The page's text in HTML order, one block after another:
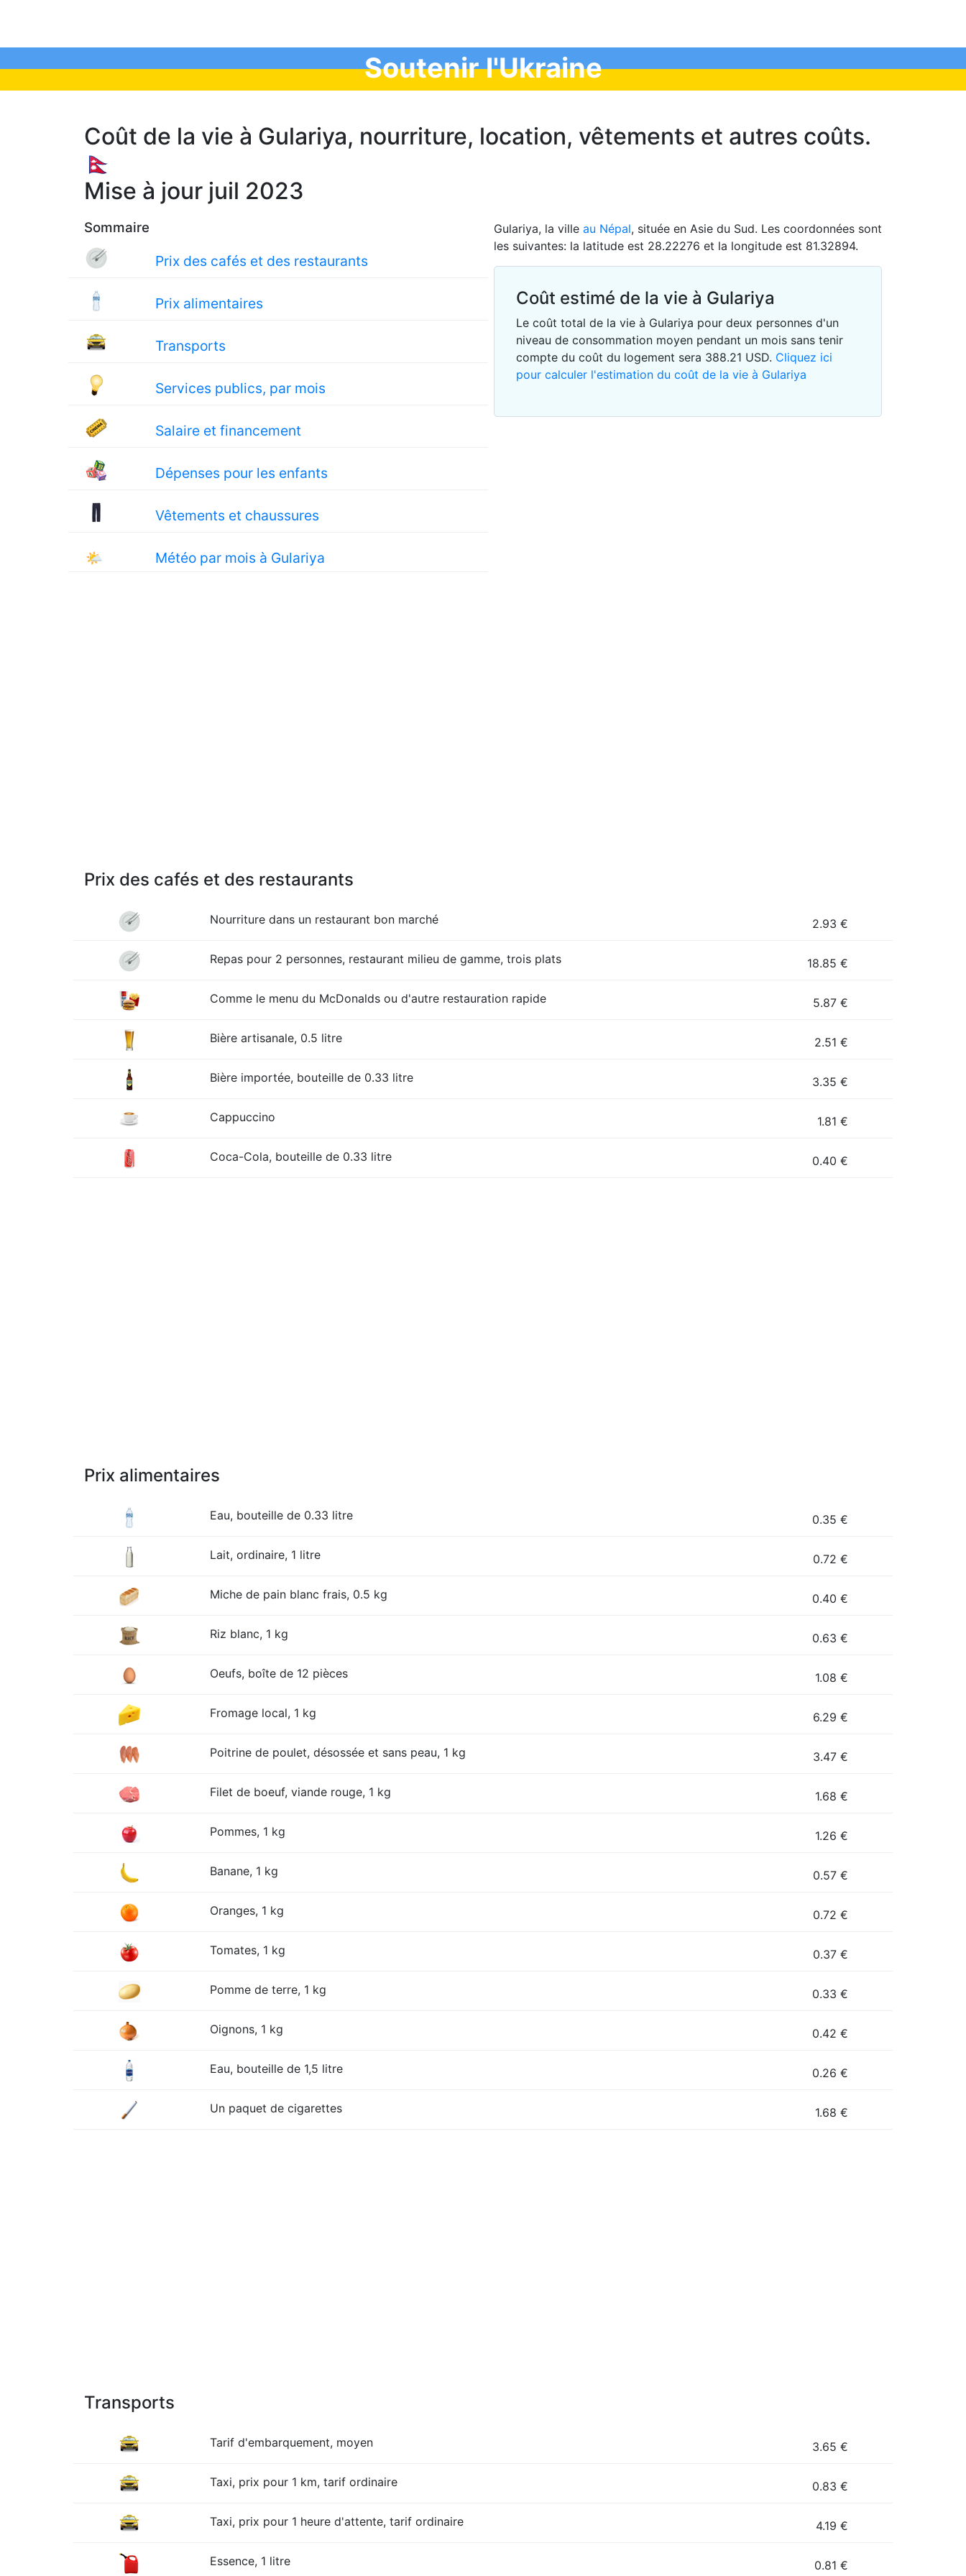
Soutenir l'Ukraine
Coût de la vie à Gulariya, nourriture, location, vêtements et autres coûts.
🇳🇵
Mise à jour juil 2023
Sommaire
Prix des cafés et des restaurants
Prix alimentaires
Transports
Services publics, par mois
Salaire et financement
Dépenses pour les enfants
Vêtements et chaussures
🌤 Météo par mois à Gulariya
Gulariya, la ville au Népal, située en Asie du Sud. Les coordonnées sont
les suivantes: la latitude est 28.22276 et la longitude est 81.32894.
Coût estimé de la vie à Gulariya
Le coût total de la vie à Gulariya pour deux personnes d'un
niveau de consommation moyen pendant un mois sans tenir
compte du coût du logement sera 388.21 USD. Cliquez ici
pour calculer l'estimation du coût de la vie à Gulariya
Prix des cafés et des restaurants
Nourriture dans un restaurant bon marché 2.93 €
Repas pour 2 personnes, restaurant milieu de gamme, trois plats 18.85 €
Comme le menu du McDonalds ou d'autre restauration rapide 5.87 €
Bière artisanale, 0.5 litre 2.51 €
Bière importée, bouteille de 0.33 litre 3.35 €
Cappuccino 1.81 €
Coca-Cola, bouteille de 0.33 litre 0.40 €
Prix alimentaires
Eau, bouteille de 0.33 litre 0.35 €
Lait, ordinaire, 1 litre 0.72 €
Miche de pain blanc frais, 0.5 kg 0.40 €
Riz blanc, 1 kg 0.63 €
Oeufs, boîte de 12 pièces 1.08 €
Fromage local, 1 kg 6.29 €
Poitrine de poulet, désossée et sans peau, 1 kg 3.47 €
Filet de boeuf, viande rouge, 1 kg 1.68 €
Pommes, 1 kg 1.26 €
Banane, 1 kg 0.57 €
Oranges, 1 kg 0.72 €
Tomates, 1 kg 0.37 €
Pomme de terre, 1 kg 0.33 €
Oignons, 1 kg 0.42 €
Eau, bouteille de 1,5 litre 0.26 €
Un paquet de cigarettes 1.68 €
Transports
Tarif d'embarquement, moyen 3.65 €
Taxi, prix pour 1 km, tarif ordinaire 0.83 €
Taxi, prix pour 1 heure d'attente, tarif ordinaire 4.19 €
Essence, 1 litre 0.81 €